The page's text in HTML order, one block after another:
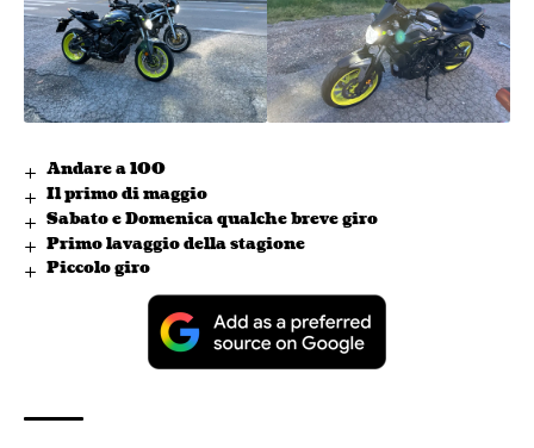
Andare a 100
Il primo di maggio
Sabato e Domenica qualche breve giro
Primo lavaggio della stagione
Piccolo giro